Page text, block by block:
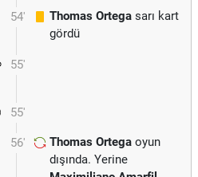
54' Thomas Ortega sarı kart
gördü
55'
55'
56' Thomas Ortega oyun
dışında. Yerine